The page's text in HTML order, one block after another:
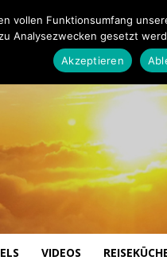
VIDEOS
vollen Funktionsumfang
Analysezwecken gesetzt
Akzeptieren